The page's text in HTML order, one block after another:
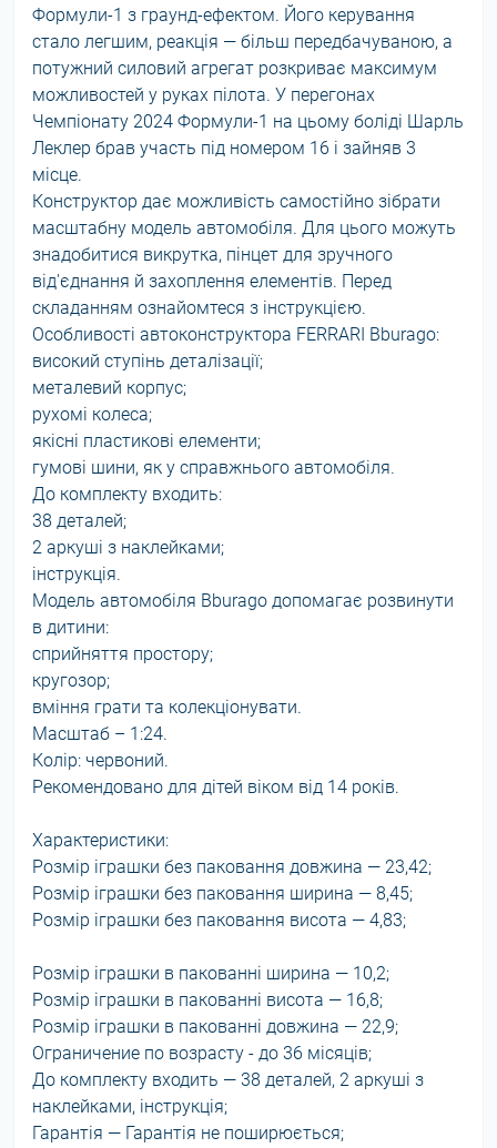
Формули-1 з граунд-ефектом. Його керування
стало легшим, реакція — більш передбачуваною, а
потужний силовий агрегат розкриває максимум
можливостей у руках пілота. У перегонах
Чемпіонату 2024 Формули-1 на цьому боліді Шарль
Леклер брав участь під номером 16 і зайняв 3
місце.
Конструктор дає можливість самостійно зібрати
масштабну модель автомобіля. Для цього можуть
знадобитися викрутка, пінцет для зручного
від'єднання й захоплення елементів. Перед
складанням ознайомтеся з інструкцією.
Особливості автоконструктора FERRARI Bburago:
високий ступінь деталізації;
металевий корпус;
рухомі колеса;
якісні пластикові елементи;
гумові шини, як у справжнього автомобіля.
До комплекту входить:
38 деталей;
2 аркуші з наклейками;
інструкція.
Модель автомобіля Bburago допомагає розвинути
в дитини:
сприйняття простору;
кругозор;
вміння грати та колекціонувати.
Масштаб – 1:24.
Колір: червоний.
Рекомендовано для дітей віком від 14 років.
Характеристики:
Розмір іграшки без паковання довжина — 23,42;
Розмір іграшки без паковання ширина — 8,45;
Розмір іграшки без паковання висота — 4,83;
Розмір іграшки в пакованні ширина — 10,2;
Розмір іграшки в пакованні висота — 16,8;
Розмір іграшки в пакованні довжина — 22,9;
Ограничение по возрасту - до 36 місяців;
До комплекту входить — 38 деталей, 2 аркуші з
наклейками, інструкція;
Гарантія — Гарантія не поширюється;